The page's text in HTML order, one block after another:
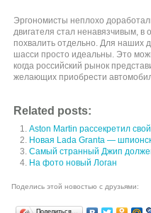
Эргономисты неплохо
двигателя стал ненавязчивым, в
похвалить отдельно. Для наших
шасси просто идеальны. Это
когда российский рынок
желающих приобрести
Related posts:
Aston Martin рассекретил
Новая Lada Granta —
Самый странный Джип
На фото новый Логан
Поделись этой новостью с друзьями:
Поделиться…